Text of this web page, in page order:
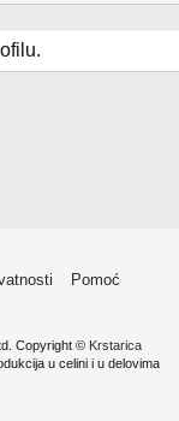
Pomoć
Copyright © Krstarica
u celini i u delovima